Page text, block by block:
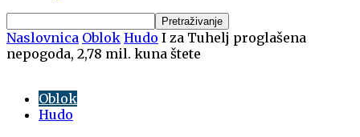
Naslovnica Oblok Hudo I za Tuhelj proglašena
nepogoda, 2,78 mil. kuna štete
Oblok
Hudo